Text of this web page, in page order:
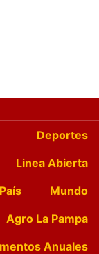
Deportes
Linea Abierta
País
Mundo
Agro La Pampa
Anuales